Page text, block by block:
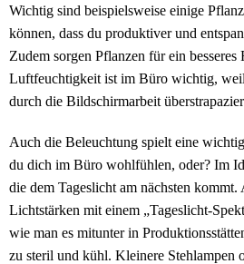
Wichtig sind beispielsweise einige
können, dass du produktiver und
Zudem sorgen Pflanzen für ein
Luftfeuchtigkeit ist im Büro wichtig,
durch die Bildschirmarbeit
Auch die Beleuchtung spielt eine
du dich im Büro wohlfühlen, oder? Im
die dem Tageslicht am nächsten kommt.
Lichtstärken mit einem „Tageslicht-
wie man es mitunter in
zu steril und kühl. Kleinere Stehlampen